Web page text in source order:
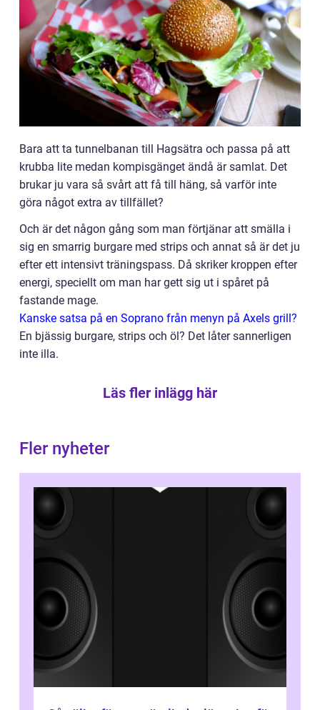
Bara att ta tunnelbanan till Hagsätra och passa på att
krubba lite medan kompisgänget ändå är samlat. Det
brukar ju vara så svårt att få till häng, så varför inte
göra något extra av tillfället?
Och är det någon gång som man förtjänar att smälla i
sig en smarrig burgare med strips och annat så är det ju
efter ett intensivt träningspass. Då skriker kroppen efter
energi, speciellt om man har gett sig ut i spåret på
fastande mage.
Kanske satsa på en Soprano från menyn på Axels grill?
En bjässig burgare, strips och öl? Det låter sannerligen
inte illa.
Läs fler inlägg här
Fler nyheter